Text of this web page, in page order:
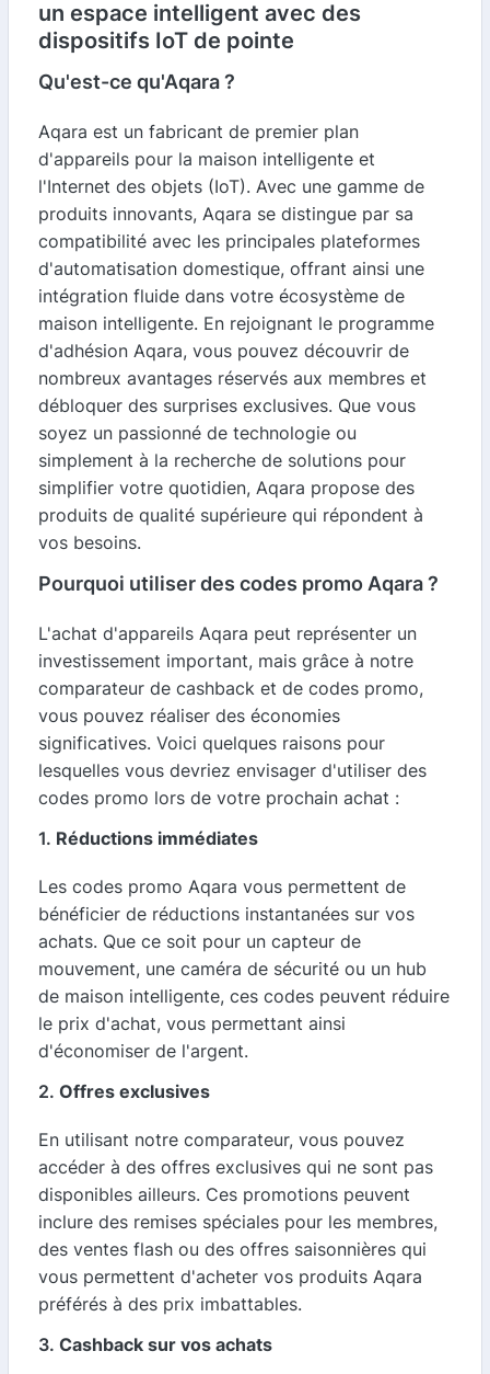
un espace intelligent avec des
dispositifs IoT de pointe
Qu'est-ce qu'Aqara ?
Aqara est un fabricant de premier plan
d'appareils pour la maison intelligente et
l'Internet des objets (IoT). Avec une gamme de
produits innovants, Aqara se distingue par sa
compatibilité avec les principales plateformes
d'automatisation domestique, offrant ainsi une
intégration fluide dans votre écosystème de
maison intelligente. En rejoignant le programme
d'adhésion Aqara, vous pouvez découvrir de
nombreux avantages réservés aux membres et
débloquer des surprises exclusives. Que vous
soyez un passionné de technologie ou
simplement à la recherche de solutions pour
simplifier votre quotidien, Aqara propose des
produits de qualité supérieure qui répondent à
vos besoins.
Pourquoi utiliser des codes promo Aqara ?
L'achat d'appareils Aqara peut représenter un
investissement important, mais grâce à notre
comparateur de cashback et de codes promo,
vous pouvez réaliser des économies
significatives. Voici quelques raisons pour
lesquelles vous devriez envisager d'utiliser des
codes promo lors de votre prochain achat :
1. Réductions immédiates
Les codes promo Aqara vous permettent de
bénéficier de réductions instantanées sur vos
achats. Que ce soit pour un capteur de
mouvement, une caméra de sécurité ou un hub
de maison intelligente, ces codes peuvent réduire
le prix d'achat, vous permettant ainsi
d'économiser de l'argent.
2. Offres exclusives
En utilisant notre comparateur, vous pouvez
accéder à des offres exclusives qui ne sont pas
disponibles ailleurs. Ces promotions peuvent
inclure des remises spéciales pour les membres,
des ventes flash ou des offres saisonnières qui
vous permettent d'acheter vos produits Aqara
préférés à des prix imbattables.
3. Cashback sur vos achats